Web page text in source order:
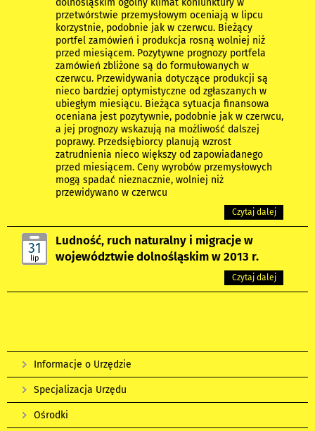
dolnośląskim ogólny klimat koniunktury w
przetwórstwie przemysłowym oceniają w lipcu
korzystnie, podobnie jak w czerwcu. Bieżący
portfel zamówień i produkcja rosną wolniej niż
przed miesiącem. Pozytywne prognozy portfela
zamówień zbliżone są do formułowanych w
czerwcu. Przewidywania dotyczące produkcji są
nieco bardziej optymistyczne od zgłaszanych w
ubiegłym miesiącu. Bieżąca sytuacja finansowa
oceniana jest pozytywnie, podobnie jak w czerwcu,
a jej prognozy wskazują na możliwość dalszej
poprawy. Przedsiębiorcy planują wzrost
zatrudnienia nieco większy od zapowiadanego
przed miesiącem. Ceny wyrobów przemysłowych
mogą spadać nieznacznie, wolniej niż
przewidywano w czerwcu
Czytaj dalej
31
lip
Ludność, ruch naturalny i migracje w
województwie dolnośląskim w 2013 r.
Czytaj dalej
Informacje o Urzędzie
Specjalizacja Urzędu
Ośrodki